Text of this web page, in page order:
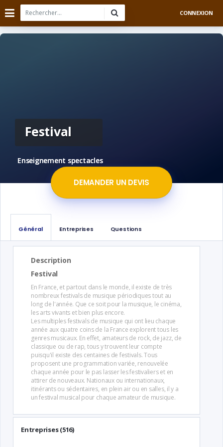
CONNEXION
Festival
Enseignement spectacles
DEMANDER UN DEVIS
Général Entreprises Questions
Description
Festival
En France, et partout dans le monde, il existe de très
nombreux festivals de musique périodiques tout au
long de l'année. Que ce soit pour la musique, le cinéma,
les arts vivants et bien plus encore.
Les multiples festivals de musique qui ont lieu chaque
année aux quatre coins de la France explorent tous les
genres musicaux. En effet, amateurs de rock, de jazz, de
classique ou de rap, tous y trouvent leur compte
puisqu'il existe des centaines de festivals. Tous
proposent une programmation variée, renouvelée
chaque année pour le pas lasser les festivaliers et en
attirer de nouveaux. Nationaux ou internationaux,
itinérants ou sédentaires, en plein air ou en salles, il y a
un festival musical pour chaque amateur de musique.
Entreprises (516)